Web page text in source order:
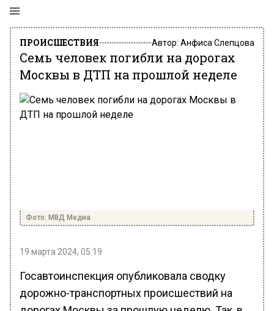
ПРОИСШЕСТВИЯ Автор: Анфиса Слепцова
Семь человек погибли на дорогах
Москвы в ДТП на прошлой неделе
Фото: МВД Медиа
19 марта 2024, 05:19
Госавтоинспекция опубликовала сводку
дорожно-транспортных происшествий на